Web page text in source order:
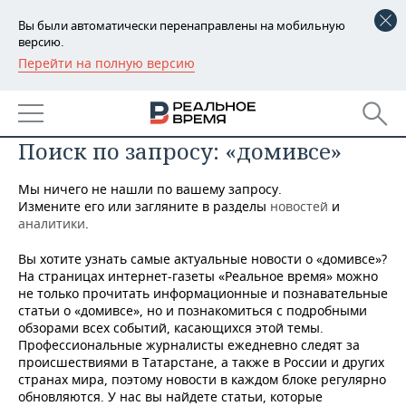
Вы были автоматически перенаправлены на мобильную
версию.
Перейти на полную версию
РЕГИОНЫ
БАШКОРТОСТАН
ТАТАРСТАН
УДМУРТИЯ
НОВОСТИ
АНАЛИТИКА
НОВОСТИ АНАЛИТИКИ
ДЕКЛАРАЦИИ О ДОХОДАХ
КОРОЛИ ГОСЗАКАЗА ПФО
ВУЗЫ ТАТАРСТАНА
КОМУ ПРИНАДЛЕЖАТ
ТОРГОВЫЕ ЦЕНТРЫ
ТАТАРСТАНА
ЭКОНОМИКА
НОВОСТИ ЭКОНОМИКИ
ФИНАНСЫ
БАНКИ
БЮДЖЕТ
ИНВЕСТИЦИИ
ПРОМЫШЛЕННОСТЬ
НОВОСТИ
ПРОМЫШЛЕННОСТИ
АГРОПРОМ
МАШИНОСТРОЕНИЕ
НЕДВИЖИМОСТЬ
НОВОСТИ НЕДВИЖИМОСТИ
АВТО
НОВОСТИ АВТО
БИЗНЕС
НОВОСТИ БИЗНЕСА
ТЕХНОЛОГИИ
Поиск по запросу: «домивсе»
Мы ничего не нашли по вашему запросу.
Измените его или загляните в разделы новостей и
аналитики.
Вы хотите узнать самые актуальные новости о «домивсе»?
На страницах интернет-газеты «Реальное время» можно
не только прочитать информационные и познавательные
статьи о «домивсе», но и познакомиться с подробными
обзорами всех событий, касающихся этой темы.
Профессиональные журналисты ежедневно следят за
происшествиями в Татарстане, а также в России и других
странах мира, поэтому новости в каждом блоке регулярно
обновляются. У нас вы найдете статьи, которые